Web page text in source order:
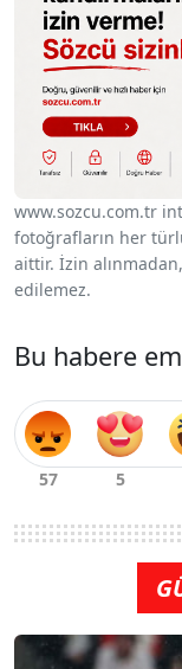
www.sozcu.com.tr
fotoğrafların her
aittir. İzin
edilemez.
Bu habere